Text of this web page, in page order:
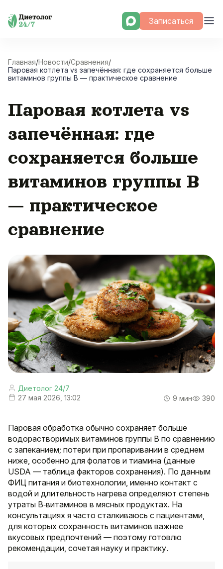
Skip
Записаться
Главная/Новости/Сравнения/
Паровая котлета vs запечённая: где сохраняется больше
витаминов группы B — практическое сравнение
Паровая котлета vs
запечённая: где
сохраняется больше
витаминов группы B
— практическое
сравнение
Диетолог 24/7
27 мая 2026, 13:02
9 мин 390
Паровая обработка обычно сохраняет больше
водорастворимых витаминов группы B по сравнению
с запеканием; потери при пропаривании в среднем
ниже, особенно для фолатов и тиамина (данные
USDA — таблица факторов сохранения). По данным
ФИЦ питания и биотехнологии, именно контакт с
водой и длительность нагрева определяют степень
утраты B‑витаминов в мясных продуктах. На
консультациях я часто сталкиваюсь с пациентами,
для которых сохранность витаминов важнее
вкусовых предпочтений — поэтому готовлю
рекомендации, сочетая науку и практику.